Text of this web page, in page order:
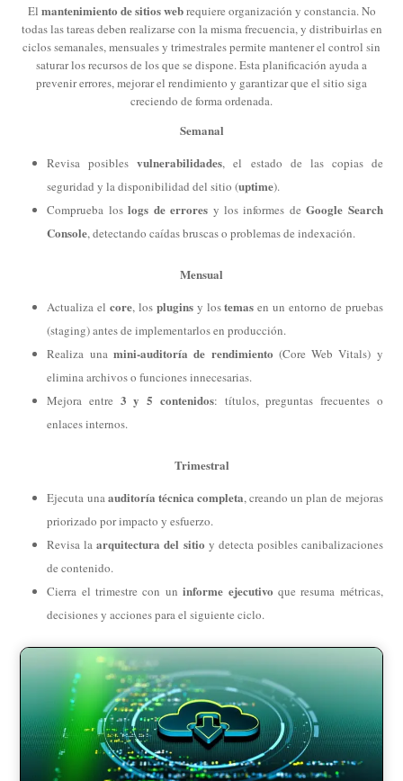
El mantenimiento de sitios webrequiere organización y constancia. No
todas las tareas deben realizarse con la misma frecuencia, y distribuirlas en
ciclos semanales, mensuales y trimestrales permite mantener el control sin
saturar los recursos de los que se dispone. Esta planificación ayuda a
prevenir errores, mejorar el rendimiento y garantizar que el sitio siga
creciendo de forma ordenada.
Semanal
Revisa posiblesvulnerabilidades, el estado de las copias de
seguridad y la disponibilidad del sitio (uptime).
Comprueba loslogs de errores y los informes deGoogle Search
Console, detectando caídas bruscas o problemas de indexación.
Mensual
Actualiza elcore, los pluginsy lostemas en un entorno de pruebas
(staging) antes de implementarlos en producción.
Realiza una mini-auditoría de rendimiento (Core Web Vitals) y
elimina archivos o funciones innecesarias.
Mejora entre 3 y 5 contenidos: títulos, preguntas frecuentes o
enlaces internos.
Trimestral
Ejecuta una auditoría técnica completa, creando un plan de mejoras
priorizado por impacto y esfuerzo.
Revisa laarquitectura del sitio y detecta posibles canibalizaciones
de contenido.
Cierra el trimestre con uninforme ejecutivo que resuma métricas,
decisiones y acciones para el siguiente ciclo.